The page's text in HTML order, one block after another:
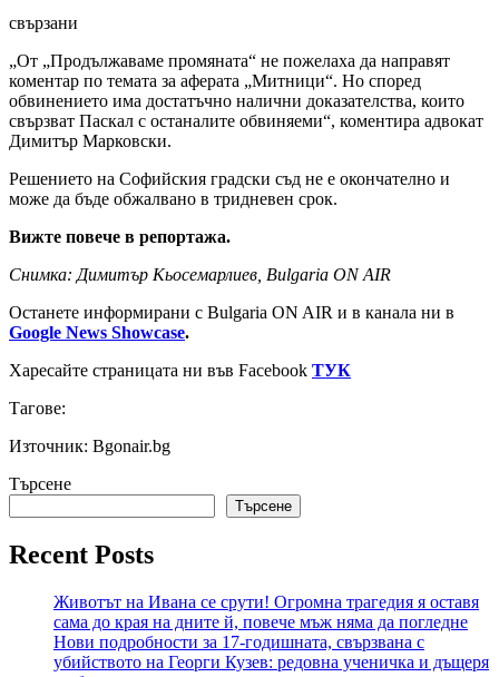
свързани
„От „Продължаваме промяната“ не пожелаха да направят
коментар по темата за аферата „Митници“. Но според
обвинението има достатъчно налични доказателства, които
свързват Паскал с останалите обвиняеми“, коментира адвокат
Димитър Марковски.
Решението на Софийския градски съд не е окончателно и
може да бъде обжалвано в тридневен срок.
Вижте повече в репортажа.
Снимка: Димитър Кьосемарлиев, Bulgaria ON AIR
Останете информирани с Bulgaria ON AIR и в канала ни в
Google News Showcase.
Харесайте страницата ни във Facebook ТУК
Тагове:
Източник: Bgonair.bg
Търсене
Търсене
Recent Posts
Животът на Ивана се срути! Огромна трагедия я оставя
сама до края на дните й, повече мъж няма да погледне
Нови подробности за 17-годишната, свързвана с
убийството на Георги Кузев: редовна ученичка и дъщеря